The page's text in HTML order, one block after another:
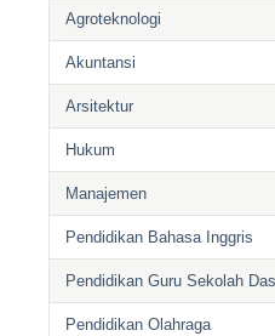
Agroteknologi
Akuntansi
Arsitektur
Hukum
Manajemen
Pendidikan Bahasa Inggris
Pendidikan Guru Sekolah
Pendidikan Olahraga